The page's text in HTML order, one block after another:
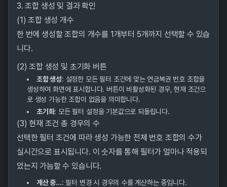
3. 조합 생성 및 결과 확인
(1) 조합 생성 개수
한 번에 생성할 조합의 개수를 1개부터 5개까지 선택할 수 있습
니다.
(2) 조합 생성 및 초기화 버튼
조합 생성: 설정한 모든 필터 조건에 맞는 연금복권 번호 조합을
생성하여 화면에 표시합니다. 버튼이 비활성화된 경우, 현재 조건으
로 생성 가능한 조합이 없음을 의미합니다.
초기화: 모든 필터 설정을 기본값으로 되돌립니다.
(3) 현재 조건 총 경우의 수
선택한 필터 조건에 따라 생성 가능한 전체 번호 조합의 수가
실시간으로 표시됩니다. 이 숫자를 통해 필터가 얼마나 적용되
었는지 가늠할 수 있습니다.
계산 중...: 필터 변경 시 경우의 수를 계산하는 중입니다.